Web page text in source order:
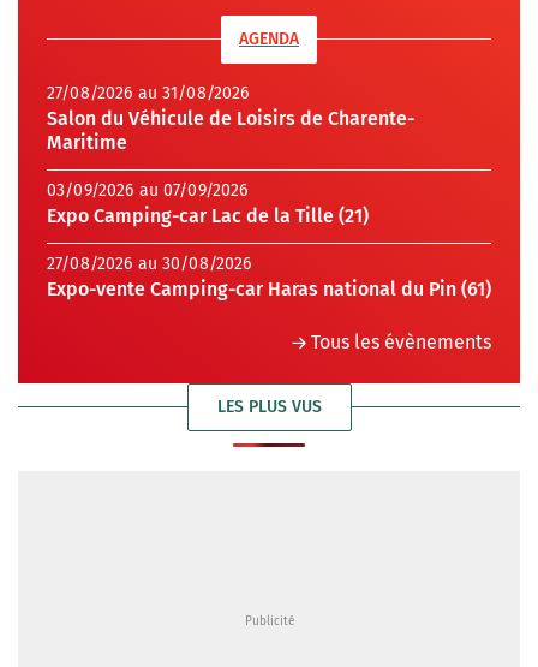
AGENDA
27/08/2026 au 31/08/2026
Salon du Véhicule de Loisirs de Charente-
Maritime
03/09/2026 au 07/09/2026
Expo Camping-car Lac de la Tille (21)
27/08/2026 au 30/08/2026
Expo-vente Camping-car Haras national du Pin (61)
Tous les évènements
LES PLUS VUS